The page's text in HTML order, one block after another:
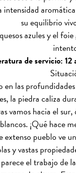
intensidad
su equilibrio
azules y el
de servicio: 12
en las
la piedra caliza
vamos hacia el
¡Qué hace
extenso pueblo ve
y vastas
el trabajo de